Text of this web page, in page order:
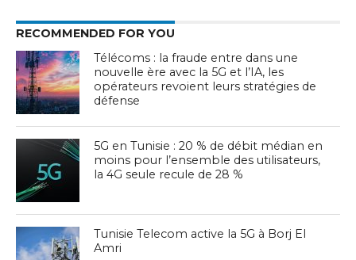
RECOMMENDED FOR YOU
Télécoms : la fraude entre dans une
nouvelle ère avec la 5G et l’IA, les
opérateurs revoient leurs stratégies de
défense
5G en Tunisie : 20 % de débit médian en
moins pour l’ensemble des utilisateurs,
la 4G seule recule de 28 %
Tunisie Telecom active la 5G à Borj El
Amri